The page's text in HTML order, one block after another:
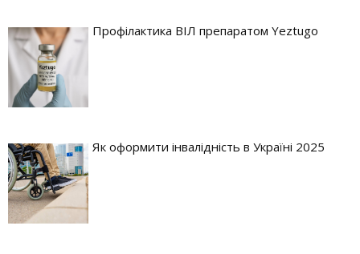
Профілактика ВІЛ препаратом Yeztugo
Як оформити інвалідність в Україні 2025